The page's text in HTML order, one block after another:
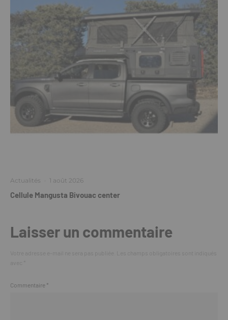
Actualités · 1 août 2026
Cellule Mangusta Bivouac center
Laisser un commentaire
Commentaire *